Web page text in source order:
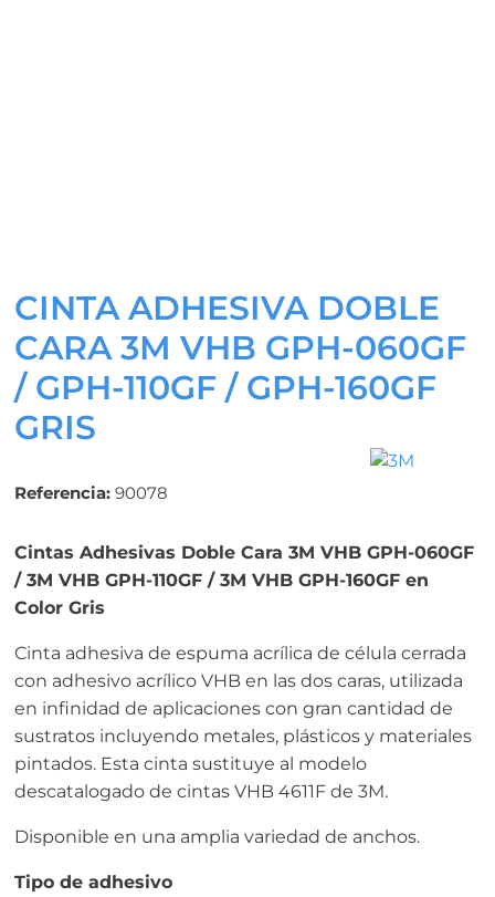
CINTA ADHESIVA DOBLE
CARA 3M VHB GPH-060GF
/ GPH-110GF / GPH-160GF
GRIS
Referencia: 90078
Cintas Adhesivas Doble Cara 3M VHB GPH-060GF
/ 3M VHB GPH-110GF / 3M VHB GPH-160GF en
Color Gris
Cinta adhesiva de espuma acrílica de célula cerrada
con adhesivo acrílico VHB en las dos caras, utilizada
en infinidad de aplicaciones con gran cantidad de
sustratos incluyendo metales, plásticos y materiales
pintados. Esta cinta sustituye al modelo
descatalogado de cintas VHB 4611F de 3M.
Disponible en una amplia variedad de anchos.
Tipo de adhesivo